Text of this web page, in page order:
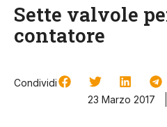
Sette valvole
contatore
Condividi
23 Marzo 2017